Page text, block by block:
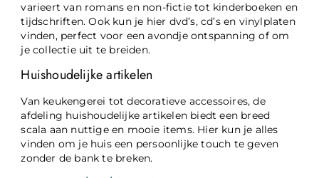
varieert van romans en non-fictie tot kinderboeken en
tijdschriften. Ook kun je hier dvd’s, cd’s en vinylplaten
vinden, perfect voor een avondje ontspanning of om
je collectie uit te breiden.
Huishoudelijke artikelen
Van keukengerei tot decoratieve accessoires, de
afdeling huishoudelijke artikelen biedt een breed
scala aan nuttige en mooie items. Hier kun je alles
vinden om je huis een persoonlijke touch te geven
zonder de bank te breken.